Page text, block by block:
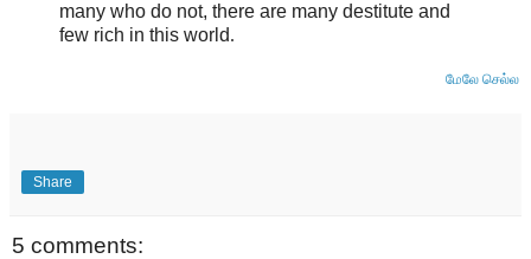
many who do not, there are many destitute and
few rich in this world.
மேலே செல்ல
Share
5 comments: